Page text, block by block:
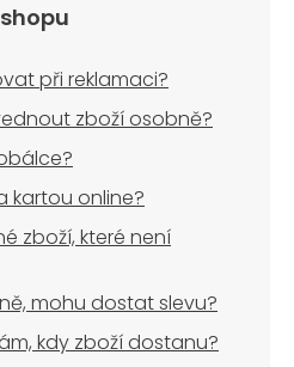
při reklamaci?
zboží osobně?
kartou online?
zboží, které není
mohu dostat slevu?
kdy zboží dostanu?